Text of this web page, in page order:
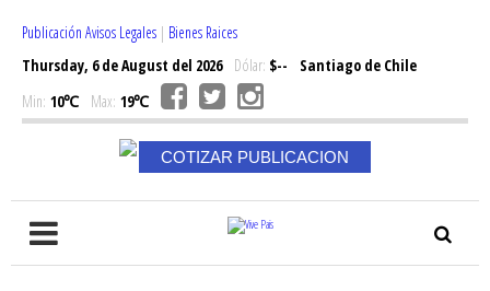
Publicación Avisos Legales | Bienes Raices
Thursday, 6 de August del 2026Dólar: $--
Santiago de Chile
Min: 10℃ Max: 19℃
COTIZAR PUBLICACION